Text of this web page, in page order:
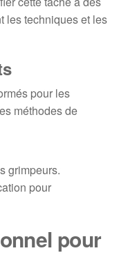
les techniques et les
pour les
méthodes de
grimpeurs.
pour
pour